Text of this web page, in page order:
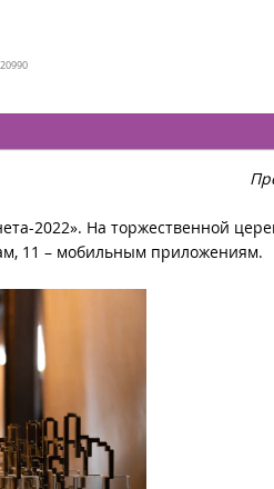
20990
2022». На торжественной
11 – мобильным приложениям.